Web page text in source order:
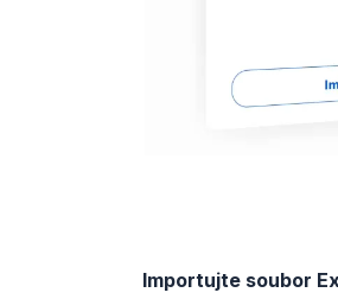
Importujte soubor